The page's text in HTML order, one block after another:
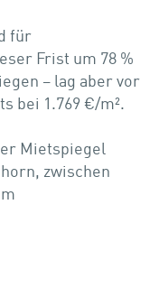
für
Frist um 78 %
– lag aber vor
bei 1.769 €/m².
Mietspiegel
zwischen